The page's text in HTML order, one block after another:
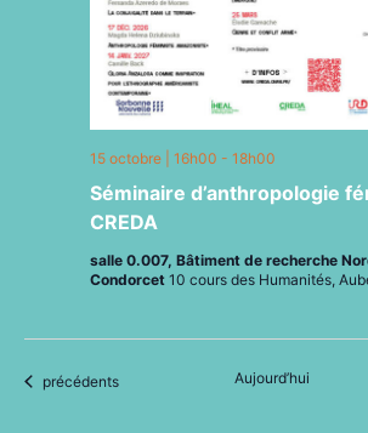
Séminaire d’anthropologie
CREDA
15 octobre | 16h00 - 18h00
salle 0.007, Bâtiment de recherche
Condorcet 10 cours des Humanités,
Évènements
précédents Aujourd’hui